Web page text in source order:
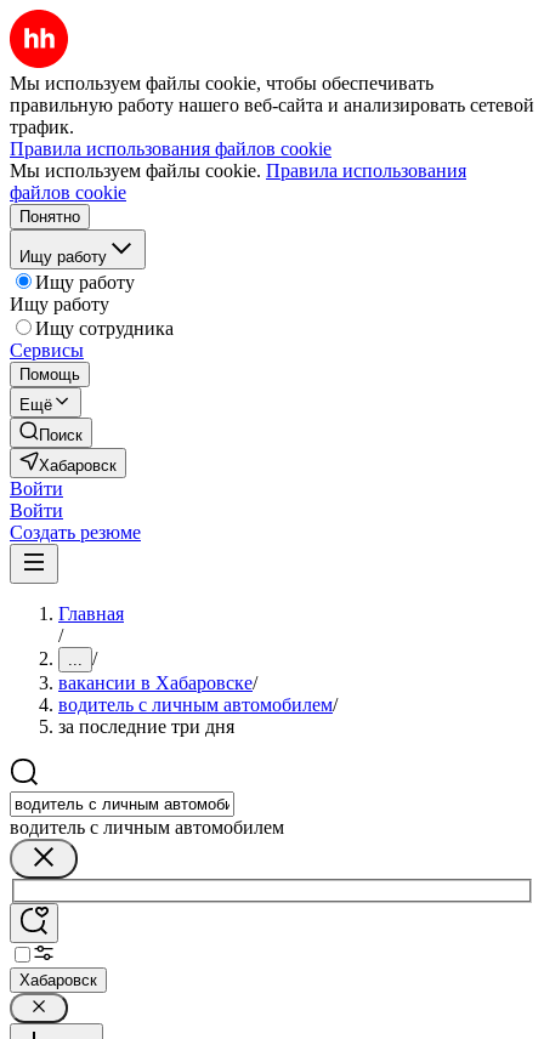
Мы используем файлы cookie, чтобы обеспечивать
правильную работу нашего веб-сайта и анализировать сетевой
трафик.
Правила использования файлов cookie
Мы используем файлы cookie. Правила использования
файлов cookie
Понятно
Ищу работу
Ищу работу
Ищу работу
Ищу сотрудника
Сервисы
Помощь
Ещё
Поиск
Хабаровск
Войти
Войти
Создать резюме
Главная
/
... /
вакансии в Хабаровске/
водитель с личным автомобилем/
за последние три дня
водитель с личным автомобилем
Хабаровск